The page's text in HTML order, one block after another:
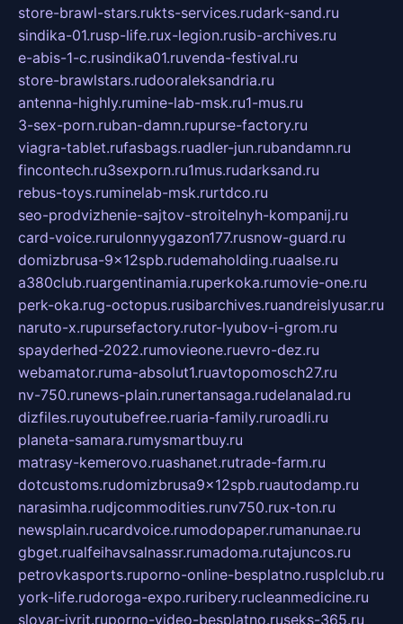
store-brawl-stars.rukts-services.rudark-sand.ru
sindika-01.rusp-life.rux-legion.rusib-archives.ru
e-abis-1-c.rusindika01.ruvenda-festival.ru
store-brawlstars.rudooraleksandria.ru
antenna-highly.rumine-lab-msk.ru1-mus.ru
3-sex-porn.ruban-damn.rupurse-factory.ru
viagra-tablet.rufasbags.ruadler-jun.rubandamn.ru
fincontech.ru3sexporn.ru1mus.rudarksand.ru
rebus-toys.ruminelab-msk.rurtdco.ru
seo-prodvizhenie-sajtov-stroitelnyh-kompanij.ru
card-voice.rurulonnyygazon177.rusnow-guard.ru
domizbrusa-9x12spb.rudemaholding.ruaalse.ru
a380club.ruargentinamia.ruperkoka.rumovie-one.ru
perk-oka.rug-octopus.rusibarchives.ruandreislyusar.ru
naruto-x.rupursefactory.rutor-lyubov-i-grom.ru
spayderhed-2022.rumovieone.ruevro-dez.ru
webamator.ruma-absolut1.ruavtopomosch27.ru
nv-750.runews-plain.runertansaga.rudelanalad.ru
dizfiles.ruyoutubefree.ruaria-family.ruroadli.ru
planeta-samara.rumysmartbuy.ru
matrasy-kemerovo.ruashanet.rutrade-farm.ru
dotcustoms.rudomizbrusa9x12spb.ruautodamp.ru
narasimha.rudjcommodities.runv750.rux-ton.ru
newsplain.rucardvoice.rumodopaper.rumanunae.ru
gbget.rualfeihavsalnassr.rumadoma.rutajuncos.ru
petrovkasports.ruporno-online-besplatno.rusplclub.ru
york-life.rudoroga-expo.ruribery.rucleanmedicine.ru
slovar-ivrit.ruporno-video-besplatno.ruseks-365.ru